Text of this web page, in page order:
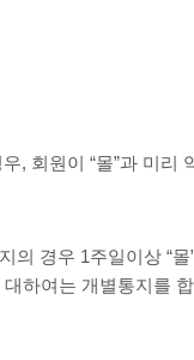
, 회원이 “몰”과 미
의 경우 1주일이상 “
하여는 개별통지를